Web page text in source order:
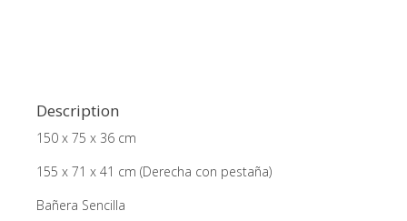
Description
150 x 75 x 36 cm
155 x 71 x 41 cm (Derecha con pestaña)
Bañera Sencilla